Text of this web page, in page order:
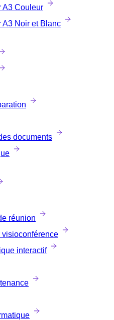
A3 Couleur
A3 Noir et Blanc
documents
réunion
visioconférence
interactif